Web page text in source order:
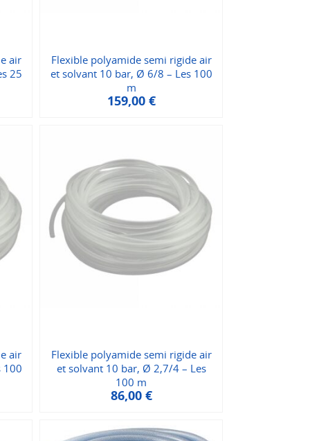
air
25
Flexible polyamide semi rigide air
et solvant 10 bar, Ø 6/8 – Les 100
m
159,00 €
air
100
Flexible polyamide semi rigide air
et solvant 10 bar, Ø 2,7/4 – Les
100 m
86,00 €